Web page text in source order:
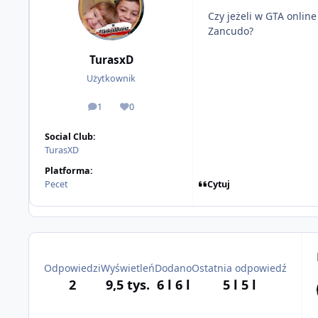
TurasxD
Użytkownik
1
odpowiedzi
0
Reputacja
Social Club:
TurasXD
Platforma:
Pecet
Czy jeżeli w GTA
Zancudo?
Cytuj
Odpowiedzi
2
Wyświetleń
9,5 tys.
Dodano
6 l 6 l
Ostatnia odpowiedź
5 l 5 l